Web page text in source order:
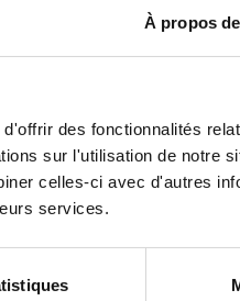
À propos
des fonctionnalités
sur l'utilisation de notre
celles-ci avec d'autres
services.